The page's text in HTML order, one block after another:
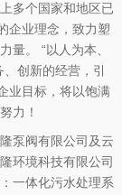
多个国家和地区已
企业理念，致力塑
量。 “以人为本、
创新的经营，引
业目标，将以饱满
力！
泵阀有限公司及云
环境科技有限公司
一体化污水处理系